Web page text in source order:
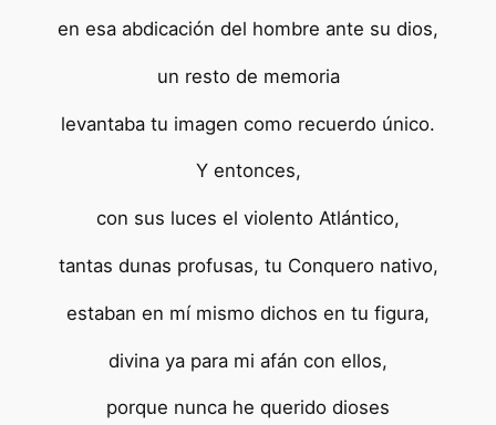
en esa abdicación del hombre ante su dios,
un resto de memoria
levantaba tu imagen como recuerdo único.
Y entonces,
con sus luces el violento Atlántico,
tantas dunas profusas, tu Conquero nativo,
estaban en mí mismo dichos en tu figura,
divina ya para mi afán con ellos,
porque nunca he querido dioses